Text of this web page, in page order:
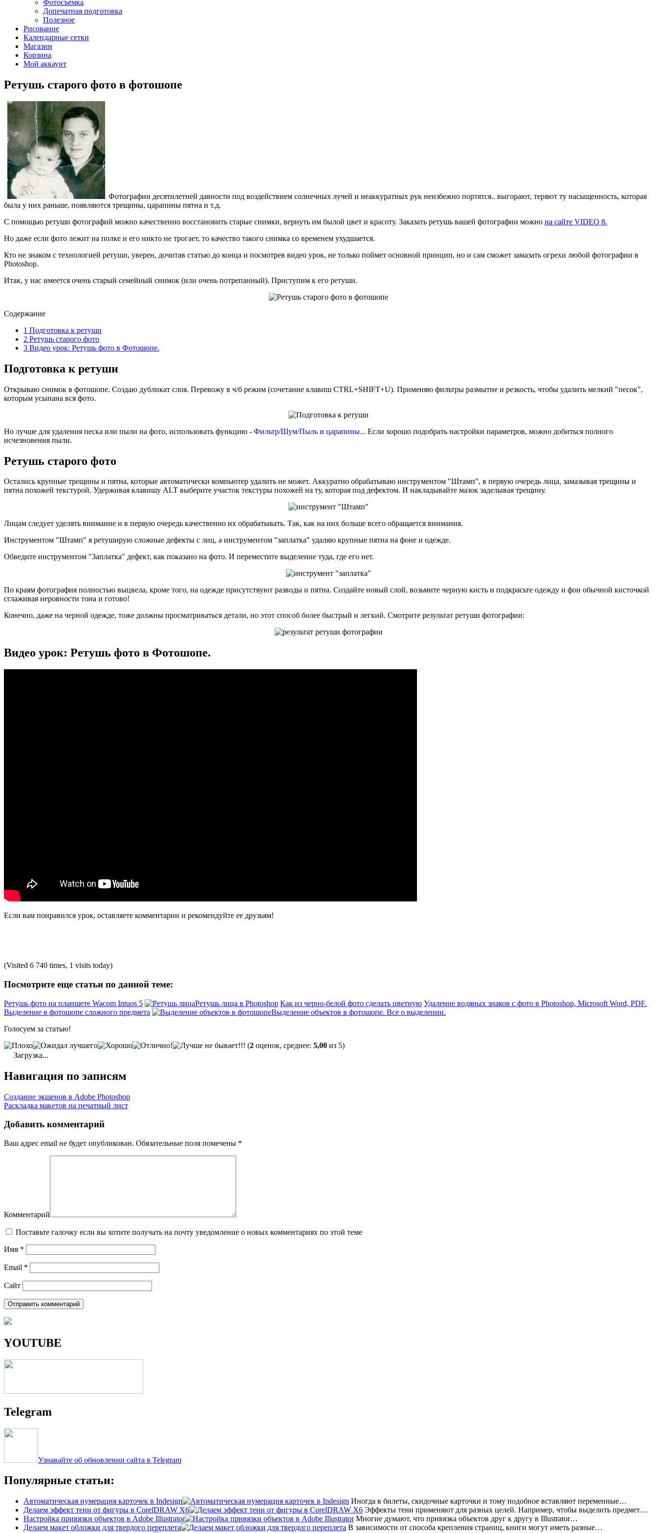
Фотосъемка
Допечатная подготовка
Полезное
Рисование
Календарные сетки
Магазин
Корзина
Мой аккаунт
Ретушь старого фото в фотошопе
Фотографии десятилетней давности под воздействием солнечных лучей и неаккуратных рук неизбежно портятся.. выгорают, теряют ту насыщенность, которая
была у них раньше, появляются трещины, царапины пятна и т.д.
С помощью ретуши фотографий можно качественно восстановить старые снимки, вернуть им былой цвет и красоту. Заказать ретушь вашей фотографии можно на сайте VIDEO 8.
Но даже если фото лежит на полке и его никто не трогает, то качество такого снимка со временем ухудшается.
Кто не знаком с технологией ретуши, уверен, дочитав статью до конца и посмотрев видео урок, не только поймет основной принцип, но и сам сможет замазать огрехи любой фотографии в
Photoshop.
Итак, у нас имеется очень старый семейный снимок (или очень потрепанный). Приступим к его ретуши.
Содержание
1 Подготовка к ретуши
2 Ретушь старого фото
3 Видео урок: Ретушь фото в Фотошопе.
Подготовка к ретуши
Открываю снимок в фотошопе. Создаю дубликат слоя. Перевожу в ч/б режим (сочетание клавиш CTRL+SHIFT+U). Применяю фильтры размытие и резкость, чтобы удалить мелкий "песок",
которым усыпана вся фото.
Но лучше для удаления песка или пыли на фото, использовать функцию - Фильтр/Шум/Пыль и царапины... Если хорошо подобрать настройки параметров, можно добиться полного
исчезновения пыли.
Ретушь старого фото
Остались крупные трещины и пятна, которые автоматически компьютер удалить не может. Аккуратно обрабатываю инструментом "Штамп", в первую очередь лица, замазывая трещины и
пятна похожей текстурой. Удерживая клавишу ALT выберите участок текстуры похожей на ту, которая под дефектом. И накладывайте мазок заделывая трещину.
Лицам следует уделять внимание и в первую очередь качественно их обрабатывать. Так, как на них больше всего обращается внимания.
Инструментом "Штамп" я ретуширую сложные дефекты с лиц, а инструментом "заплатка" удаляю крупные пятна на фоне и одежде.
Обведите инструментом "Заплатка" дефект, как показано на фото. И переместите выделение туда, где его нет.
По краям фотография полностью выцвела, кроме того, на одежде присутствуют разводы и пятна. Создайте новый слой, возьмите черную кисть и подкрасьте одежду и фон обычной кисточкой
сглаживая неровности тона и готово!
Конечно, даже на черной одежде, тоже должны просматриваться детали, но этот способ более быстрый и легкий. Смотрите результат ретуши фотографии:
Видео урок: Ретушь фото в Фотошопе.
Если вам понравился урок, оставляете комментарии и рекомендуйте ее друзьям!
(Visited 6 740 times, 1 visits today)
Посмотрите еще статьи по данной теме:
Ретушь фото на планшете Wacom Intuos 5 Ретушь лица в Photoshop Как из черно-белой фото сделать цветную Удаление водяных знаков с фото в Photoshop, Microsoft Word, PDF.
Выделение в фотошопе сложного предмета
Выделение объектов в фотошопе. Все о выделении.
Голосуем за статью!
(2 оценок, среднее: 5,00 из 5)
Загрузка...
Навигация по записям
Создание экшенов в Adobe Photoshop
Раскладка макетов на печатный лист
Добавить комментарий
Ваш адрес email не будет опубликован. Обязательные поля помечены *
Комментарий
Поставьте галочку если вы хотите получать на почту уведомление о новых комментариях по этой теме
Имя *
Email *
Сайт
YOUTUBE
Telegram
Узнавайте об обновлении сайта в Telegram
Популярные статьи:
Автоматическая нумерация карточек в Indesign
Иногда в билеты, скидочные карточки и тому подобное вставляют переменные…
Делаем эффект тени от фигуры в CorelDRAW X6
Эффекты тени применяют для разных целей. Например, чтобы выделить предмет…
Настройка привязки объектов в Adobe Illustrator
Многие думают, что привязка объектов друг к другу в Illustrator…
Делаем макет обложки для твердого переплета
В зависимости от способа крепления страниц, книги могут иметь разные…